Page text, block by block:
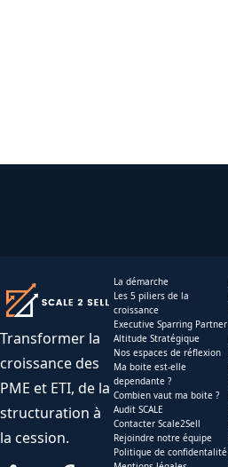
Transformer la
croissance des
PME et ETI, de la
structuration à
la cession.
La démarche
Les 5 piliers de la
croissance
Executive Sparring Partner
Altitude Stratégique
Nos espaces de réflexion
Ma boite est-elle
dependante ?
Combien vaut ma boite ?
Audit SCALE
Contacter Scale2Sell
Rejoindre notre équipe
Politique de confidentalité